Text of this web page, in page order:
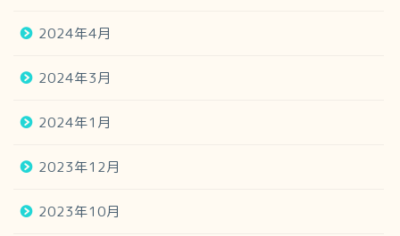
2024年4月
2024年3月
2024年1月
2023年12月
2023年10月